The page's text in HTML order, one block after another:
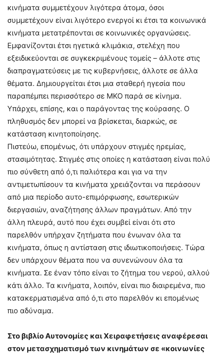
κινήματα συμμετέχουν λιγότερα άτομα, όσοι
συμμετέχουν είναι λιγότερο ενεργοί κι έτσι τα κοινωνικά
κινήματα μετατρέπονται σε κοινωνικές οργανώσεις.
Εμφανίζονται έτσι ηγετικά κλιμάκια, στελέχη που
εξειδικεύονται σε συγκεκριμένους τομείς – άλλοτε στις
διαπραγματεύσεις με τις κυβερνήσεις, άλλοτε σε άλλα
θέματα. Δημιουργείται έτσι μια σταθερή ηγεσία που
παραπέμπει περισσότερο σε ΜΚΟ παρά σε κίνημα.
Υπάρχει, επίσης, και ο παράγοντας της κούρασης. Ο
πληθυσμός δεν μπορεί να βρίσκεται, διαρκώς, σε
κατάσταση κινητοποίησης.
Πιστεύω, επομένως, ότι υπάρχουν στιγμές ηρεμίας,
στασιμότητας. Στιγμές στις οποίες η κατάσταση είναι πολύ
πιο σύνθετη από ό,τι παλιότερα και για να την
αντιμετωπίσουν τα κινήματα χρειάζονται να περάσουν
από μια περίοδο αυτο-επιμόρφωσης, εσωτερικών
διεργασιών, αναζήτησης άλλων πραγμάτων. Από την
άλλη πλευρά, αυτό που έχει συμβεί είναι ότι στο
παρελθόν υπήρχαν ζητήματα που ένωναν όλα τα
κινήματα, όπως η αντίσταση στις ιδιωτικοποιήσεις. Τώρα
δεν υπάρχουν θέματα που να συνενώνουν όλα τα
κινήματα. Σε έναν τόπο είναι το ζήτημα του νερού, αλλού
κάτι άλλο. Τα κινήματα, λοιπόν, είναι πιο διαιρεμένα, πιο
κατακερματισμένα από ό,τι στο παρελθόν κι επομένως
πιο αδύναμα.
Στο βιβλίο Αυτονομίες και Χειραφετήσεις αναφέρεσαι
στον μετασχηματισμό των κινημάτων σε «κοινωνίες